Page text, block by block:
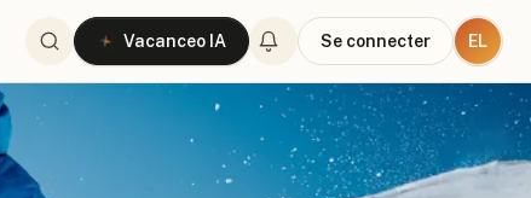
Vacanceo IA Se connecter EL